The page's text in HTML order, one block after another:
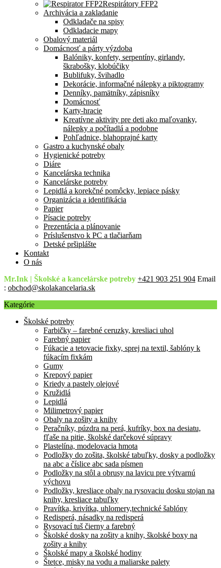
Respirátory FFP2
Archivácia a zakladanie
Odkladače na spisy
Odkladacie mapy
Obalový materiál
Domácnosť a párty výzdoba
Balóniky, konfety, serpentíny, girlandy,
škrabošky, klobúčiky
Bublifuky, švihadlo
Dekorácie, informačné nálepky a piktogramy
Denníky, pamätníky, zápisníky
Domácnosť
Karty-hracie
Kreatívne aktivity pre deti ako maľovanky,
nálepky a počítadlá a podobne
Pohľadnice, blahoprajné karty
Gastro a kuchynské obaly
Hygienické potreby
Diáre
Kancelárska technika
Kancelárske potreby
Lepidlá a korekčné pomôcky, lepiace pásky
Organizácia a identifikácia
Papier
Písacie potreby
Prezentácia a plánovanie
Príslušenstvo k PC a tlačiarňam
Detské pršiplášte
Kontakt
O nás
Mr.Ink | Školské a kancelárske potreby +421 903 251 904 Email
: obchod@skolakancelaria.sk
Kategórie
Školské potreby
Farbičky – farebné ceruzky, kresliaci uhol
Farebný papier
Fúkacie a tetovacie fixky, sprej na textil, šablóny k
fúkacím fixkám
Gumy
Krepový papier
Kriedy a pastely olejové
Kružidlá
Lepidlá
Milimetrový papier
Obaly na zošity a knihy
Peračníky, púzdra na perá, kufríky, box na desiatu,
fľaše na pitie, školské darčekové súpravy
Plastelína, modelovacia hmota
Podložky do zošita, školské tabuľky, dosky a podložky
na abc a číslice abc sada písmen
Podložky na stôl a obrusy na lavicu pre výtvarnú
výchovu
Podložky, kresliace obaly na rysovaciu dosku stojan na
knihy, kresliace tabuľky
Pravítka, krivítka, uhlomery,technické šablóny
Redisperá, násadky na redisperá
Rysovací tuš čierny a farebný
Školské dosky na zošity a knihy, školské boxy na
zošity a knihy
Školské mapy a školské hodiny
Štetce, misky na vodu a maliarske palety